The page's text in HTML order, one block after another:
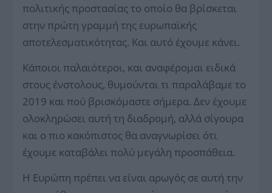
πολιτικής προστασίας το οποίο θα βρίσκεται
στην πρώτη γραμμή της ευρωπαϊκής
αποτελεσματικότητας. Και αυτό έχουμε κάνει.
Κάποιοι παλαιότεροι, και αναφέρομαι ειδικά
στους ένστολους, θυμούνται τι παραλάβαμε το
2019 και πού βρισκόμαστε σήμερα. Δεν έχουμε
ολοκληρώσει αυτή τη διαδρομή, αλλά σίγουρα
και ο πιο κακόπιστος θα αναγνωρίσει ότι
έχουμε καταβάλει πολύ μεγάλη προσπάθεια.
Η Ευρώπη πρέπει να είναι αρωγός σε αυτή την